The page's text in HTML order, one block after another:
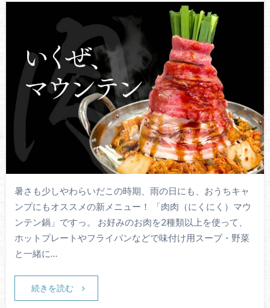
暑さも少しやわらいだこの時期、雨の日にも、おうちキャ
ンプにもオススメの新メニュー！ 「肉肉（にくにく）マウ
ンテン鍋」ですっ。 お好みのお肉を2種類以上を使って、
ホットプレートやフライパンなどで味付け用スープ・野菜
と一緒に…
続きを読む